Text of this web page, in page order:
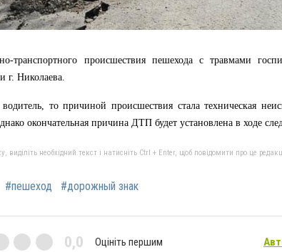
транспортного происшествия пешехода с травмами
Николаева.
то причиной происшествия стала техническая
окончательная причина ДТП будет установлена в ходе
необхідний текст і натисніть Ctrl + Enter, щоб повідомити про це
#пешеход #дорожный знак
0,0 Оцініть першим